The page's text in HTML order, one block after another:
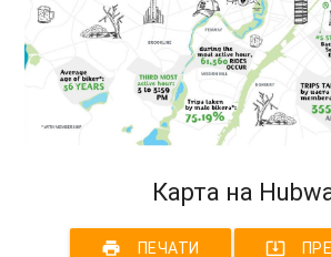
Карта на
print ПЕЧАТИ system_update_alt